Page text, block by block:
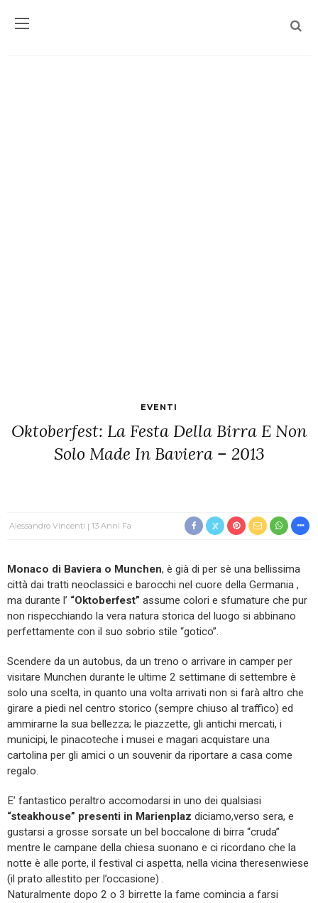
EVENTI
Oktoberfest: La Festa Della Birra E Non
Solo Made In Baviera – 2013
Alessandro Vincenti 13 Anni Fa
Monaco di Baviera o Munchen, è già di per sè una bellissima
città dai tratti neoclassici e barocchi nel cuore della Germania ,
ma durante l’ “Oktoberfest” assume colori e sfumature che pur
non rispecchiando la vera natura storica del luogo si abbinano
perfettamente con il suo sobrio stile “gotico”.
Scendere da un autobus, da un treno o arrivare in camper per
visitare Munchen durante le ultime 2 settimane di settembre è
solo una scelta, in quanto una volta arrivati non si farà altro che
girare a piedi nel centro storico (sempre chiuso al traffico) ed
ammirarne la sua bellezza; le piazzette, gli antichi mercati, i
municipi, le pinacoteche i musei e magari acquistare una
cartolina per gli amici o un souvenir da riportare a casa come
regalo.
E’ fantastico peraltro accomodarsi in uno dei qualsiasi
“steakhouse” presenti in Marienplaz diciamo,verso sera, e
gustarsi a grosse sorsate un bel boccalone di birra “cruda”
mentre le campane della chiesa suonano e ci ricordano che la
notte è alle porte, il festival ci aspetta, nella vicina theresenwiese
(il prato allestito per l’occasione) .
Naturalmente dopo 2 o 3 birrette la fame comincia a farsi